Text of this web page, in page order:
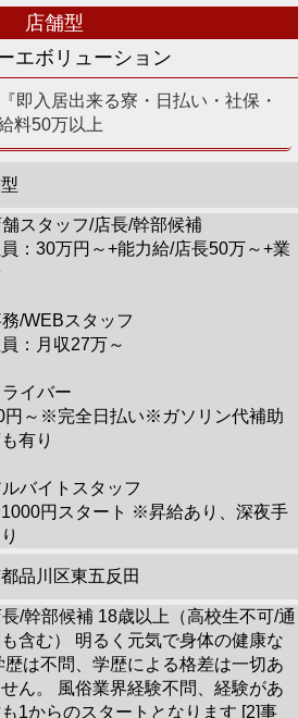
店舗型
エボリューション
即入居出来る寮・日払い・社保・
料50万以上
舗スタッフ/店長/幹部候補
：30万円～+能力給/店長50万～+業
務/WEBスタッフ
：月収27万～
ライバー
円～※完全日払い※ガソリン代補助
有り
ルバイトスタッフ
円スタート ※昇給あり、深夜手
品川区東五反田
長/幹部候補 18歳以上（高校生不可/通
含む） 明るく元気で身体の健康な
歴は不問、学歴による格差は一切あ
せん。 風俗業界経験不問、経験があ
1からのスタートとなります [2]事